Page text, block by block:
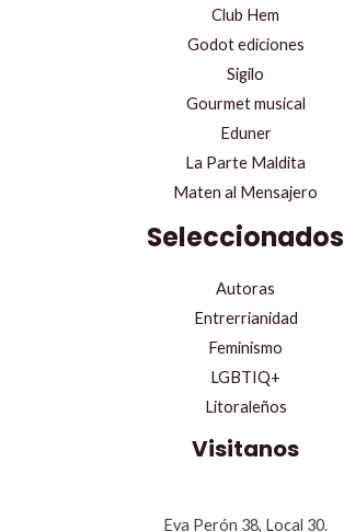
Club Hem
Godot ediciones
Sigilo
Gourmet musical
Eduner
La Parte Maldita
Maten al Mensajero
Seleccionados
Autoras
Entrerrianidad
Feminismo
LGBTIQ+
Litoraleños
Visitanos
Eva Perón 38, Local 30.